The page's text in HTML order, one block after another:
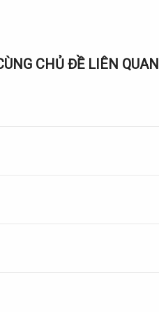
CHỦ ĐỀ LIÊN QUAN